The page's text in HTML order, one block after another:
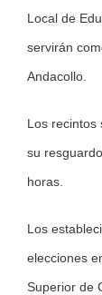
Local de
servirán
Andacollo.
Los recintos
su
horas.
Los
elecciones
Superior de